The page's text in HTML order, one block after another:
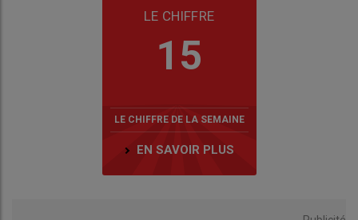
LE CHIFFRE
15
LE CHIFFRE DE LA SEMAINE
EN SAVOIR PLUS